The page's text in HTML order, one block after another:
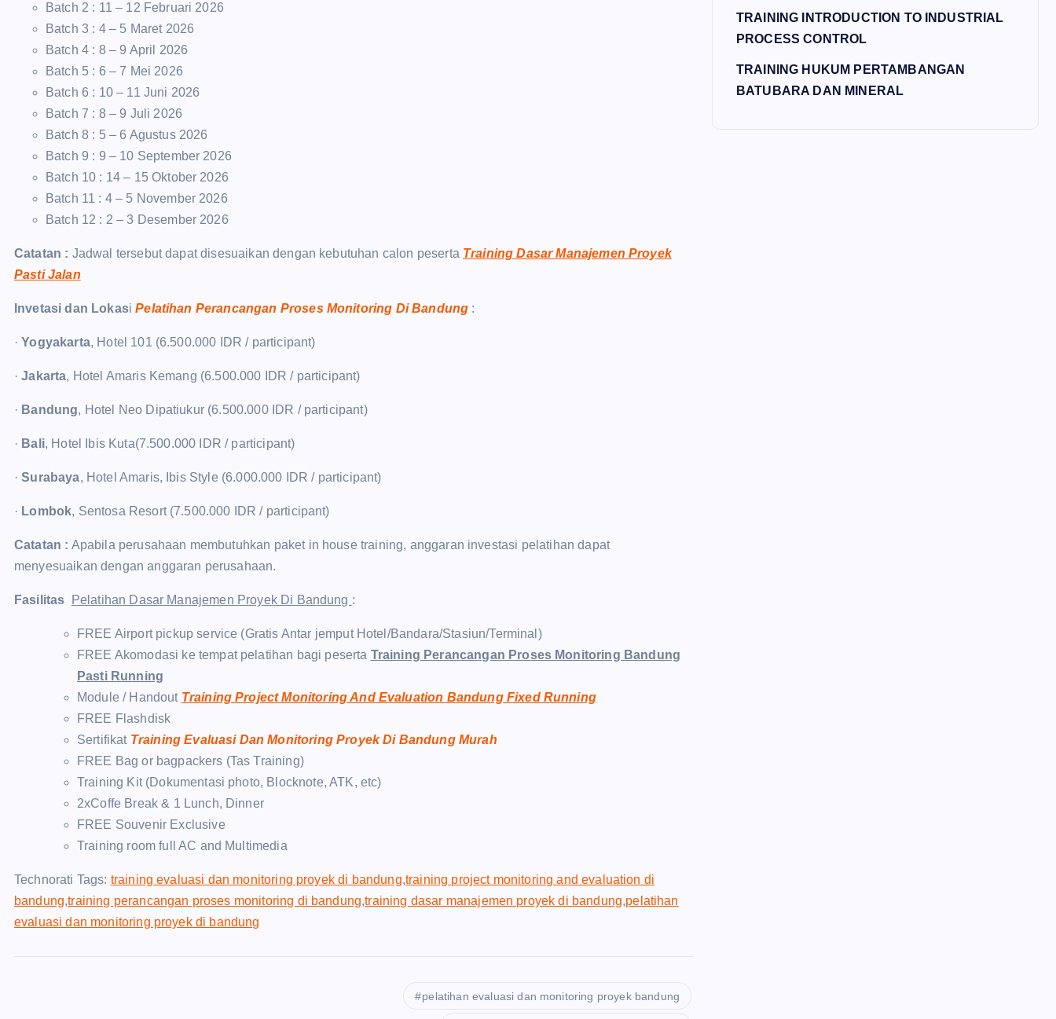
Batch 2 : 11 – 12 Februari 2026
Batch 3 : 4 – 5 Maret 2026
Batch 4 : 8 – 9 April 2026
Batch 5 : 6 – 7 Mei 2026
Batch 6 : 10 – 11 Juni 2026
Batch 7 : 8 – 9 Juli 2026
Batch 8 : 5 – 6 Agustus 2026
Batch 9 : 9 – 10 September 2026
Batch 10 : 14 – 15 Oktober 2026
Batch 11 : 4 – 5 November 2026
Batch 12 : 2 – 3 Desember 2026
Catatan : Jadwal tersebut dapat disesuaikan dengan kebutuhan calon peserta Training Dasar Manajemen Proyek
Pasti Jalan
Invetasi dan LokasiPelatihan Perancangan Proses Monitoring Di Bandung :
·Yogyakarta, Hotel 101 (6.500.000 IDR / participant)
·Jakarta, Hotel Amaris Kemang (6.500.000 IDR / participant)
· Bandung, Hotel Neo Dipatiukur (6.500.000 IDR / participant)
· Bali, Hotel Ibis Kuta(7.500.000 IDR / participant)
·Surabaya, Hotel Amaris, Ibis Style (6.000.000 IDR / participant)
· Lombok, Sentosa Resort (7.500.000 IDR / participant)
Catatan : Apabila perusahaan membutuhkan paket in house training, anggaran investasi pelatihan dapat
menyesuaikan dengan anggaran perusahaan.
Fasilitas Pelatihan Dasar Manajemen Proyek Di Bandung :
FREE Airport pickup service (Gratis Antar jemput Hotel/Bandara/Stasiun/Terminal)
FREE Akomodasi ke tempat pelatihan bagi peserta Training Perancangan Proses Monitoring Bandung
Pasti Running
Module / Handout Training Project Monitoring And Evaluation Bandung Fixed Running
FREE Flashdisk
Sertifikat Training Evaluasi Dan Monitoring Proyek Di Bandung Murah
FREE Bag or bagpackers (Tas Training)
Training Kit (Dokumentasi photo, Blocknote, ATK, etc)
2xCoffe Break & 1 Lunch, Dinner
FREE Souvenir Exclusive
Training room full AC and Multimedia
Technorati Tags: training evaluasi dan monitoring proyek di bandung,training project monitoring and evaluation di
bandung,training perancangan proses monitoring di bandung,training dasar manajemen proyek di bandung,pelatihan
evaluasi dan monitoring proyek di bandung
pelatihan evaluasi dan monitoring proyek bandung
TRAINING INTRODUCTION TO INDUSTRIAL
PROCESS CONTROL
TRAINING HUKUM PERTAMBANGAN
BATUBARA DAN MINERAL